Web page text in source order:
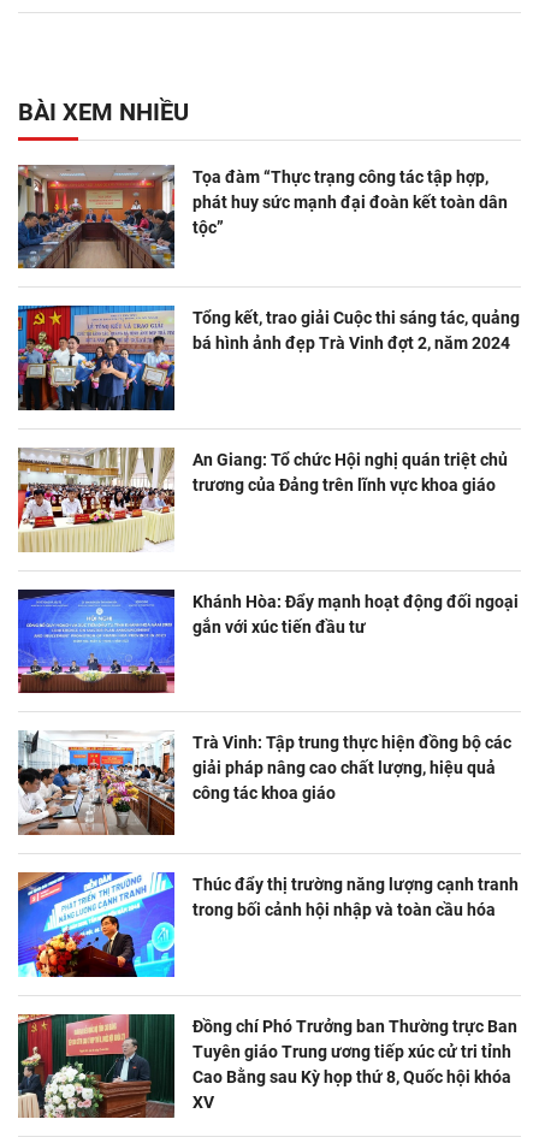
BÀI XEM NHIỀU
Tọa đàm “Thực trạng công tác tập hợp,
phát huy sức mạnh đại đoàn kết toàn dân
tộc”
Tổng kết, trao giải Cuộc thi sáng tác, quảng
bá hình ảnh đẹp Trà Vinh đợt 2, năm 2024
An Giang: Tổ chức Hội nghị quán triệt chủ
trương của Đảng trên lĩnh vực khoa giáo
Khánh Hòa: Đẩy mạnh hoạt động đối ngoại
gắn với xúc tiến đầu tư
Trà Vinh: Tập trung thực hiện đồng bộ các
giải pháp nâng cao chất lượng, hiệu quả
công tác khoa giáo
Thúc đẩy thị trường năng lượng cạnh tranh
trong bối cảnh hội nhập và toàn cầu hóa
Đồng chí Phó Trưởng ban Thường trực Ban
Tuyên giáo Trung ương tiếp xúc cử tri tỉnh
Cao Bằng sau Kỳ họp thứ 8, Quốc hội khóa
XV